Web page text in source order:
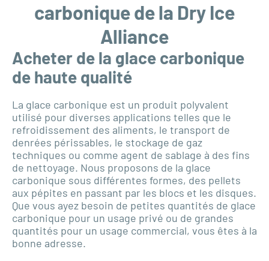
carbonique de la Dry Ice
Alliance
Acheter de la glace carbonique
de haute qualité
La glace carbonique est un produit polyvalent
utilisé pour diverses applications telles que le
refroidissement des aliments, le transport de
denrées périssables, le stockage de gaz
techniques ou comme agent de sablage à des fins
de nettoyage. Nous proposons de la glace
carbonique sous différentes formes, des pellets
aux pépites en passant par les blocs et les disques.
Que vous ayez besoin de petites quantités de glace
carbonique pour un usage privé ou de grandes
quantités pour un usage commercial, vous êtes à la
bonne adresse.